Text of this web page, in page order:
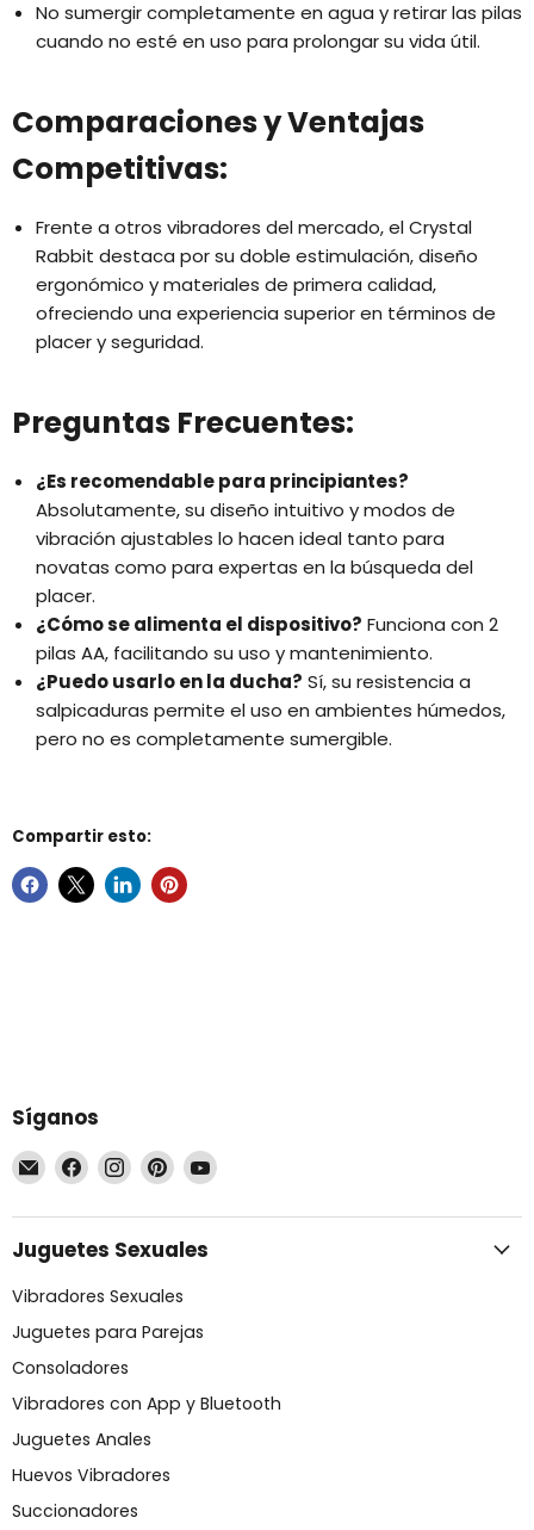
No sumergir completamente en agua y retirar las pilas
cuando no esté en uso para prolongar su vida útil.
Comparaciones y Ventajas
Competitivas:
Frente a otros vibradores del mercado, el Crystal
Rabbit destaca por su doble estimulación, diseño
ergonómico y materiales de primera calidad,
ofreciendo una experiencia superior en términos de
placer y seguridad.
Preguntas Frecuentes:
¿Es recomendable para principiantes?
Absolutamente, su diseño intuitivo y modos de
vibración ajustables lo hacen ideal tanto para
novatas como para expertas en la búsqueda del
placer.
¿Cómo se alimenta el dispositivo? Funciona con 2
pilas AA, facilitando su uso y mantenimiento.
¿Puedo usarlo en la ducha? Sí, su resistencia a
salpicaduras permite el uso en ambientes húmedos,
pero no es completamente sumergible.
Compartir esto:
Síganos
Encuéntrenos
en
Correo
electrónico
Encuéntrenos
en
Facebook
Encuéntrenos
en
Instagram
Encuéntrenos
en
Pinterest
Encuéntrenos
YouTube
Juguetes Sexuales
Vibradores Sexuales
Juguetes para Parejas
Consoladores
Vibradores con App y Bluetooth
Juguetes Anales
Huevos Vibradores
Succionadores